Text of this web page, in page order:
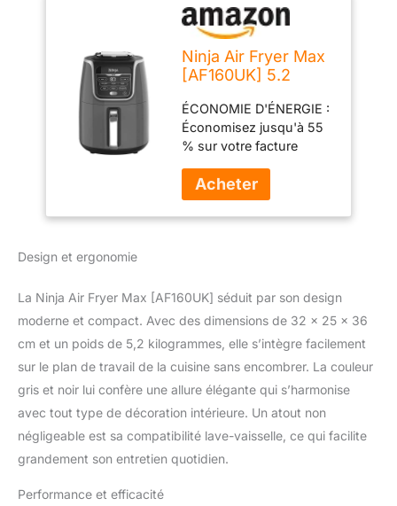
Ninja Air Fryer Max
[AF160UK] 5.2
Black
ÉCONOMIE D'ÉNERGIE :
Économisez jusqu'à 55
% sur votre facture
calculs basés sur le
temps de cuisson
recommandé pour les
fours conventionnels).
UTILISEZ PEU OU PAS
fait circuler l'air chaud
pour cuire rapidement de
délicieux plats
principaux,
collations. Jusqu'à 75 %
de matières grasses en
Design et ergonomie
La Ninja Air Fryer Max [AF160UK] séduit par son design
moderne et compact. Avec des dimensions de 32 x 25 x 36
cm et un poids de 5,2 kilogrammes, elle s’intègre facilement
sur le plan de travail de la cuisine sans encombrer. La couleur
gris et noir lui confère une allure élégante qui s’harmonise
avec tout type de décoration intérieure. Un atout non
négligeable est sa compatibilité lave-vaisselle, ce qui facilite
grandement son entretien quotidien.
Performance et efficacité